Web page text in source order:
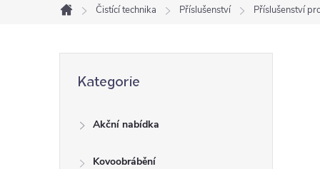
Domů
Čistící technika Příslušenství Příslušenství
kategorie
Kategorie
Akční nabídka
Kovoobrábění